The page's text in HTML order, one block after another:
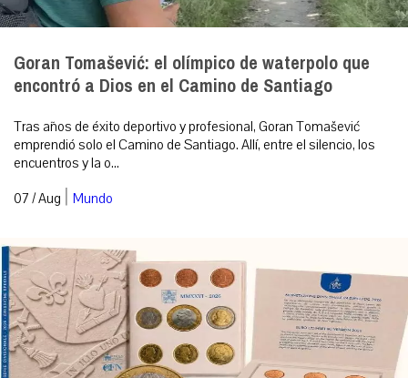
Goran Tomašević: el olímpico de waterpolo que
encontró a Dios en el Camino de Santiago
Tras años de éxito deportivo y profesional, Goran Tomašević
emprendió solo el Camino de Santiago. Allí, entre el silencio, los
encuentros y la o...
07 / Aug | Mundo